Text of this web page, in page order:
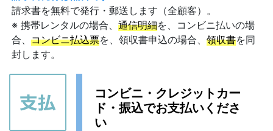
請求書を無料で発行・郵送します（全顧客）。
※ 携帯レンタルの場合、 通信明細を、コンビニ払いの場
合、 コンビニ払込票を、領収書申込の場合、 領収書を同
封します。
コンビニ・クレジットカー
ド・振込でお支払いくださ
い